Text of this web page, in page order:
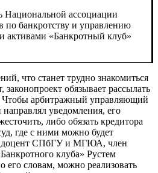
Национальной ассоциации
по банкротству и управлению
активами «Банкротный клуб»
что станет трудно знакомиться
обязывает рассылать
Чтобы арбитражный управляющий
уведомления, его
либо обязать кредитора
где с ними можно будет
доцент СПбГУ и МГЮА, член
клуба» Рустем
словам, можно реализовать